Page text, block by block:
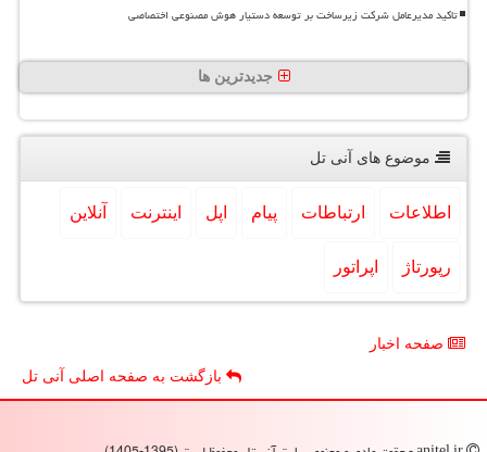
تاکید مدیرعامل شرکت زیرساخت بر توسعه دستیار هوش مصنوعی اختصاصی
جدیدترین ها
موضوع های آنی تل
اطلاعات ارتباطات پیام اپل اینترنت آنلاین
رپورتاژ اپراتور
صفحه اخبار
بازگشت به صفحه اصلی آنی تل